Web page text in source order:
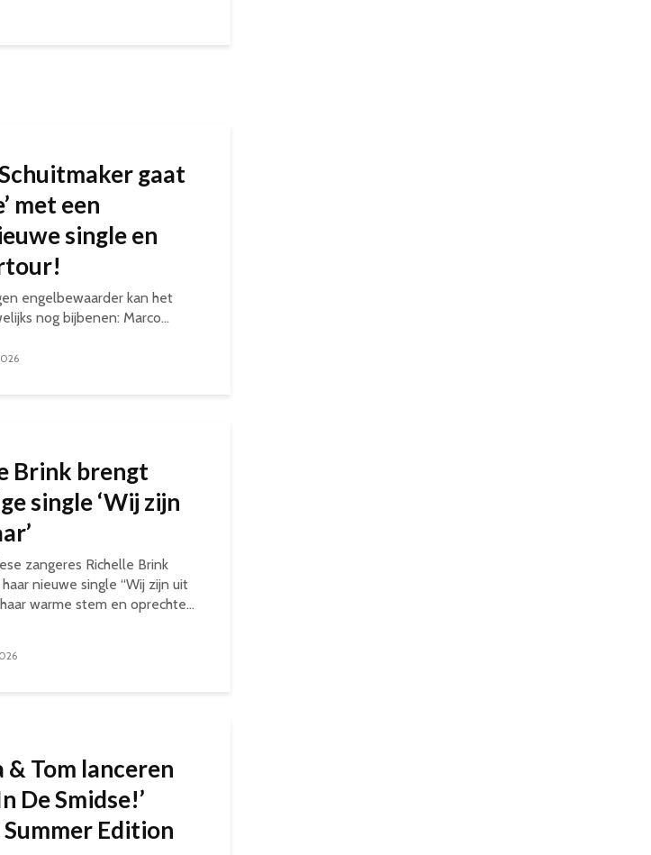
gaat
met een
single en
engelbewaarder kan het
nog bijbenen: Marco...
Brink brengt
single ‘Wij zijn
zangeres Richelle Brink
nieuwe single “Wij zijn uit
warme stem en oprechte...
& Tom lanceren
De Smidse!’
Summer Edition